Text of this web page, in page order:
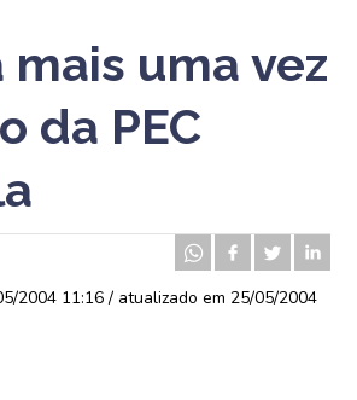
mais uma vez
da PEC
2004 11:16 / atualizado em 25/05/2004